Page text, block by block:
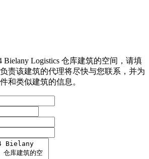
Bielany Logistics 仓库建筑的空间，请填
责该建筑的代理将尽快与您联系，并为
和类似建筑的信息。